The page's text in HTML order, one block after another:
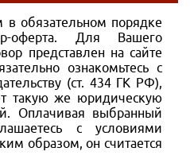
обязательном порядке
оферта. Для Вашего
представлен на сайте
ознакомьтесь с
(ст. 434 ГК РФ),
такую же юридическую
Оплачивая выбранный
с условиями
образом, он считается